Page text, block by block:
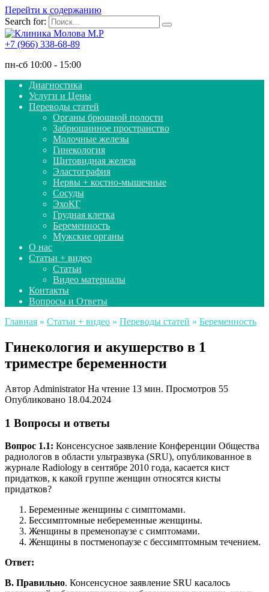
Перейти к содержанию
Search for:
+7 (966) 338-68-89
пн-сб 10:00 - 15:00
Диагностика
Услуги и Цены
Переводы статей
Органы брюшной полости
Забрюшинное пространство
Молочные железы
Гинекология
Щитовидная железа
Эластография
Нервы + костно-мышечные
Сосуды
ЭхоКГ
Грудная клетка
Беременность
Мужские органы
О нас
Статьи + видео
Статьи
Видео материалы
Контакты
Вопросы и Ответы
Главная » Статьи + видео » Переводы статей » Беременность
Гинекология и акушерство в 1
триместре беременности
Автор Administrator На чтение 13 мин. Просмотров 55
Опубликовано 18.04.2024
1 Вопросы и ответы
Вопрос 1.1: Консенсусное заявление Конференции Общества
радиологов в области ультразвука (SRU), опубликованное в
журнале Radiology в сентябре 2010 года, касается кист
придатков, к какой группе женщин относятся кисты
придатков?
Беременные женщины с симптомами.
Бессимптомные небеременные женщины.
Женщины в пременопаузе с симптомами.
Женщины в постменопаузе с бессимптомным течением.
Ответ:
B. Правильно. Консенсусное заявление SRU касалось